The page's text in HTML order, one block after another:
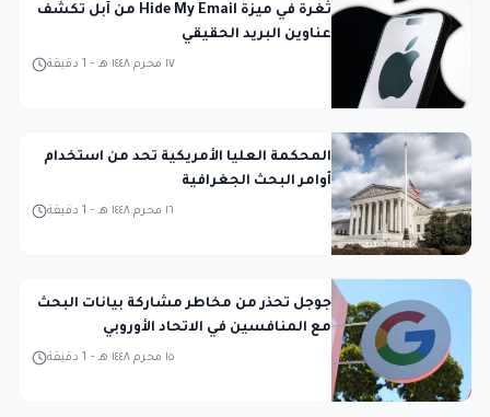
ثغرة في ميزة Hide My Email من آبل تكشف
عناوين البريد الحقيقي
1 دقيقة - ١٧ محرم ١٤٤٨ هـ
المحكمة العليا الأمريكية تحد من استخدام
أوامر البحث الجغرافية
1 دقيقة - ١٦ محرم ١٤٤٨ هـ
جوجل تحذر من مخاطر مشاركة بيانات البحث
مع المنافسين في الاتحاد الأوروبي
1 دقيقة - ١٥ محرم ١٤٤٨ هـ